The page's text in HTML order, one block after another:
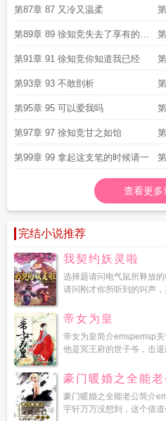
第87章 87 又冷又温柔
第89章 89 徐知竞失去了享有的资
格
第91章 91 徐知竞你知道我已经
第93章 93 不敢剖析
第95章 95 可以爱我吗
情
第97章 97 徐知竞甘之如饴
第99章 99 拿起这支笔的时候请一
查看更多
完结小说推荐
我契约妖灵啦
选择题请问电气鼠所释放
请问刚才你所听到的叫声
帝女为皇
帝女为皇简介emspemsp
他是冥王府的世子爷，击
豪门暖婚之全能老
豪门暖婚之全能老公简介
宇轩万万没想到，这个借